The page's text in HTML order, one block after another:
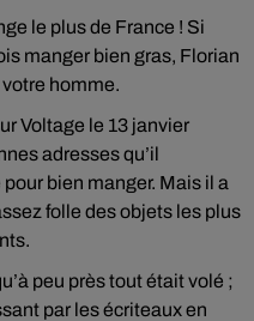
le plus de France ! Si
manger bien gras, Florian
homme.
Voltage le 13 janvier
adresses qu’il
bien manger. Mais il a
folle des objets les plus
peu près tout était volé ;
par les écriteaux en